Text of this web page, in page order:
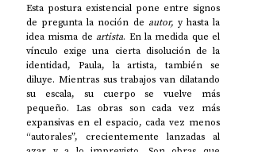
Esta postura existencial pone entre signos
de pregunta la noción de autor, y hasta la
idea misma de artista. En la medida que el
vínculo exige una cierta disolución de la
identidad, Paula, la artista, también se
diluye. Mientras sus trabajos van dilatando
su escala, su cuerpo se vuelve más
pequeño. Las obras son cada vez más
expansivas en el espacio, cada vez menos
“autorales”, crecientemente lanzadas al
azar y a lo imprevisto. Son obras que